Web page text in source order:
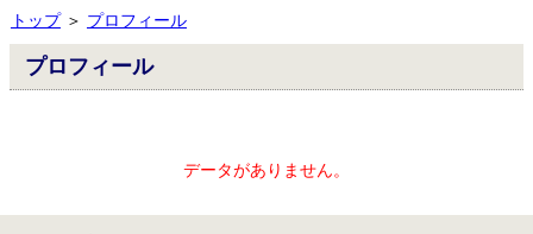
トップ＞ プロフィール
プロフィール
データがありません。